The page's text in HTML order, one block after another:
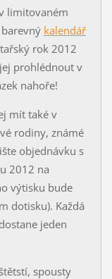
limitovaném
kalendář
rok 2012
prohlédnout v
nahoře!
mít také v
rodiny, známé
objednávku s
2012 na
výtisku bude
dotisku). Každá
jeden
spousty